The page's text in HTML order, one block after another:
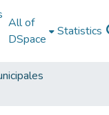
All of
DSpace
Statistics